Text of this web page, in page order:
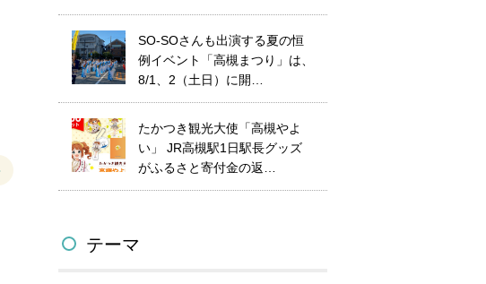
SO-SOさんも出演する夏の恒
例イベント「高槻まつり」は、
8/1、2（土日）に開…
たかつき観光大使「高槻やよ
い」 JR高槻駅1日駅長グッズ
がふるさと寄付金の返…
テーマ